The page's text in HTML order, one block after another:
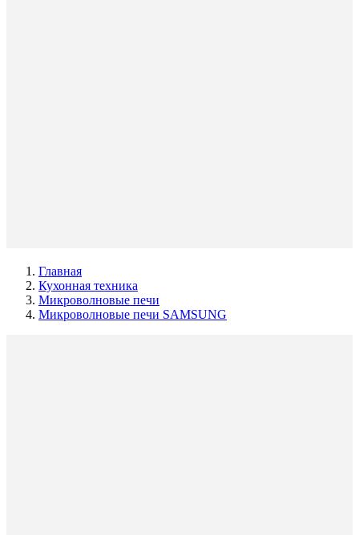
Главная
Кухонная техника
Микроволновые печи
Микроволновые печи SAMSUNG